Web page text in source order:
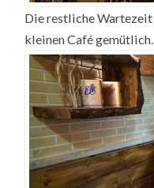
Die restliche Wartezeit
kleinen Café gemütlich.